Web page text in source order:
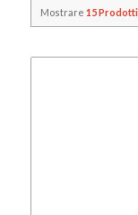
Mostrare 15